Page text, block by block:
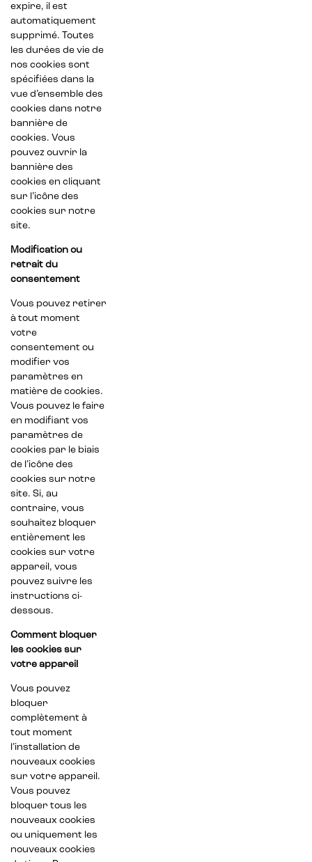
expire, il est
automatiquement
supprimé. Toutes
les durées de vie de
nos cookies sont
spécifiées dans la
vue d’ensemble des
cookies dans notre
bannière de
cookies. Vous
pouvez ouvrir la
bannière des
cookies en cliquant
sur l’icône des
cookies sur notre
site.
Modification ou
retrait du
consentement
Vous pouvez retirer
à tout moment
votre
consentement ou
modifier vos
paramètres en
matière de cookies.
Vous pouvez le faire
en modifiant vos
paramètres de
cookies par le biais
de l’icône des
cookies sur notre
site. Si, au
contraire, vous
souhaitez bloquer
entièrement les
cookies sur votre
appareil, vous
pouvez suivre les
instructions ci-
dessous.
Comment bloquer
les cookies sur
votre appareil
Vous pouvez
bloquer
complètement à
tout moment
l’installation de
nouveaux cookies
sur votre appareil.
Vous pouvez
bloquer tous les
nouveaux cookies
ou uniquement les
nouveaux cookies